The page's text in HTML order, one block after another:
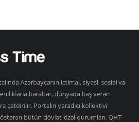
Azərbaycanın ictimai, siyasi, sosial və
bərabər, dünyada baş verən
çatdırılır. Portalın yaradıcı kollektivi
bütün dövlət-özəl qurumları, QHT-